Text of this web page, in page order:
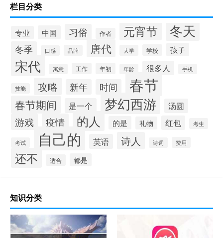
栏目分类
专业 中国 习俗 作者 元宵节 冬天
冬季 口感 品牌 唐代 大学 学校 孩子
宋代 寓意 工作 年初 年龄 很多人 手机
技能 攻略 新年 时间 春节
春节期间 是一个 梦幻西游 汤圆
游戏 疫情 的人 的是 礼物 红包 考生
考试 自己的 英语 诗人 诗词 费用
还不 适合 都是
知识分类